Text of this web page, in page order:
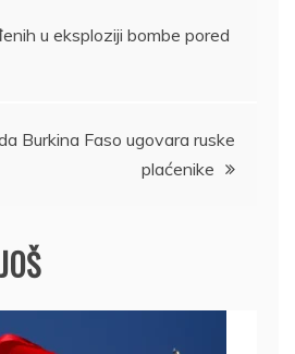
u eksploziji bombe pored
Burkina Faso ugovara ruske
plaćenike